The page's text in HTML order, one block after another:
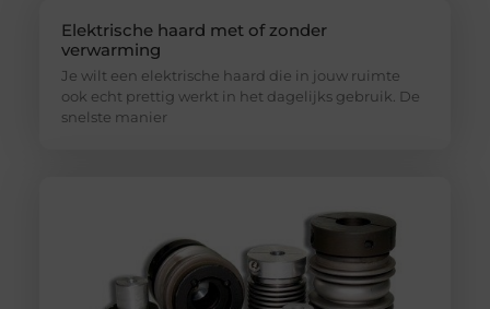
Elektrische haard met of zonder
verwarming
Je wilt een elektrische haard die in jouw ruimte
ook echt prettig werkt in het dagelijks gebruik. De
snelste manier